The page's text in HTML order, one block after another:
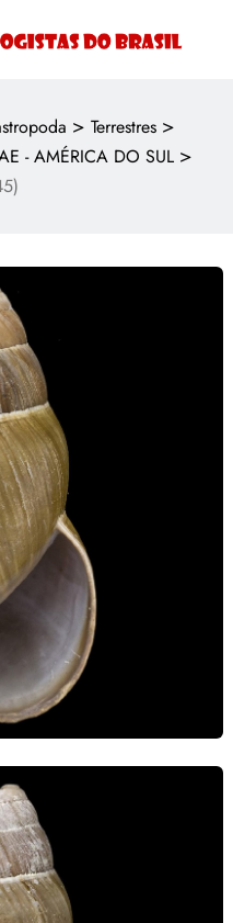
> Terrestres >
- AMÉRICA DO SUL >